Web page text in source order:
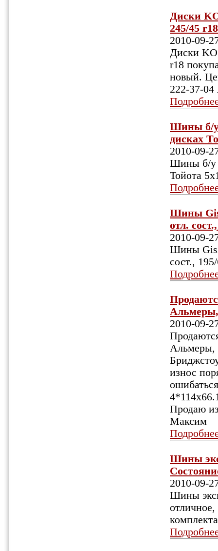
Диски
245/45
2010-09-
Диски
r18
новый.
222-37-
Шины б/у
дисках
2010-09-
Шины б/у
Тойота
Шины
отл.
2010-09-
Шины
сост.,
Альмеры,
2010-09-
Альмеры,
износ
Продаю
Максим
Шины
2010-09-
Шины